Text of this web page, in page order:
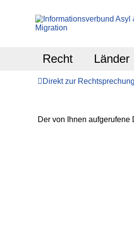
Recht Länder
Direkt zur
Der von Ihnen